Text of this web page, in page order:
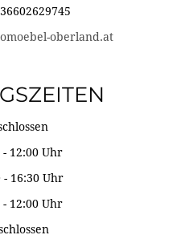
oberland.at
12:00 Uhr
Uhr
12:00 Uhr